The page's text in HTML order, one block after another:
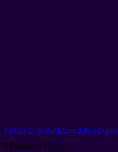
Call Of Duty Black Ops 2 PS3Digital
$9.100,00 El
$ 7.290,00El